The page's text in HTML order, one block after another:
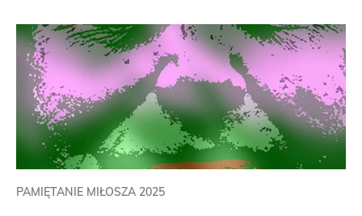
PAMIĘTANIE MIŁOSZA 2025